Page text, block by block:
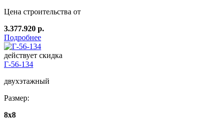
Цена строительства от
3.377.920 р.
Подробнее
действует скидка
Г-56-134
двухэтажный
Размер:
8x8